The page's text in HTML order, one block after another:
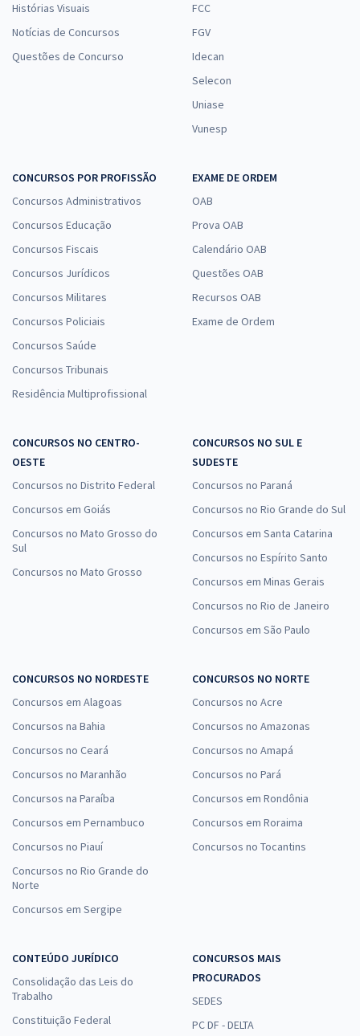
Histórias Visuais
Notícias de Concursos
Questões de Concurso
FCC
FGV
Idecan
Selecon
Uniase
Vunesp
CONCURSOS POR PROFISSÃO
Concursos Administrativos
Concursos Educação
Concursos Fiscais
Concursos Jurídicos
Concursos Militares
Concursos Policiais
Concursos Saúde
Concursos Tribunais
Residência Multiprofissional
EXAME DE ORDEM
OAB
Prova OAB
Calendário OAB
Questões OAB
Recursos OAB
Exame de Ordem
CONCURSOS NO CENTRO-
OESTE
Concursos no Distrito Federal
Concursos em Goiás
Concursos no Mato Grosso do
Sul
Concursos no Mato Grosso
CONCURSOS NO SUL E
SUDESTE
Concursos no Paraná
Concursos no Rio Grande do Sul
Concursos em Santa Catarina
Concursos no Espírito Santo
Concursos em Minas Gerais
Concursos no Rio de Janeiro
Concursos em São Paulo
CONCURSOS NO NORDESTE
Concursos em Alagoas
Concursos na Bahia
Concursos no Ceará
Concursos no Maranhão
Concursos na Paraíba
Concursos em Pernambuco
Concursos no Piauí
Concursos no Rio Grande do
Norte
Concursos em Sergipe
CONCURSOS NO NORTE
Concursos no Acre
Concursos no Amazonas
Concursos no Amapá
Concursos no Pará
Concursos em Rondônia
Concursos em Roraima
Concursos no Tocantins
CONTEÚDO JURÍDICO
Consolidação das Leis do
Trabalho
Constituição Federal
CONCURSOS MAIS
PROCURADOS
SEDES
PC DF - DELTA